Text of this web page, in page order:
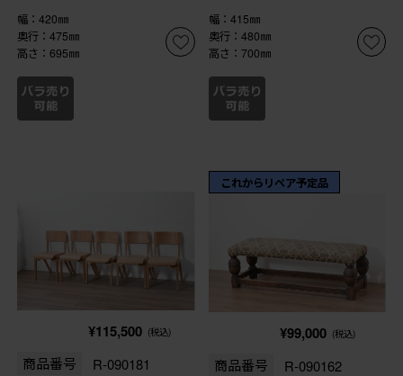
幅：420㎜
奥行：475㎜
高さ：695㎜
幅：415㎜
奥行：480㎜
高さ：700㎜
¥115,500 (税込)
商品番号 R-090181
これからリペア予定品
¥99,000 (税込)
商品番号 R-090162